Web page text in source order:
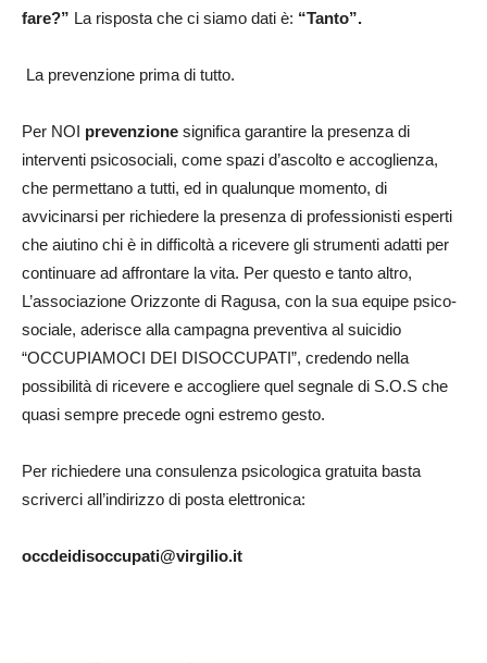
fare?” La risposta che ci siamo dati è: “Tanto”.
La prevenzione prima di tutto.
Per NOI prevenzione significa garantire la presenza di
interventi psicosociali, come spazi d’ascolto e accoglienza,
che permettano a tutti, ed in qualunque momento, di
avvicinarsi per richiedere la presenza di professionisti esperti
che aiutino chi è in difficoltà a ricevere gli strumenti adatti per
continuare ad affrontare la vita. Per questo e tanto altro,
L’associazione Orizzonte di Ragusa, con la sua equipe psico-
sociale, aderisce alla campagna preventiva al suicidio
“OCCUPIAMOCI DEI DISOCCUPATI”, credendo nella
possibilità di ricevere e accogliere quel segnale di S.O.S che
quasi sempre precede ogni estremo gesto.
Per richiedere una consulenza psicologica gratuita basta
scriverci all’indirizzo di posta elettronica:
occdeidisoccupati@virgilio.it